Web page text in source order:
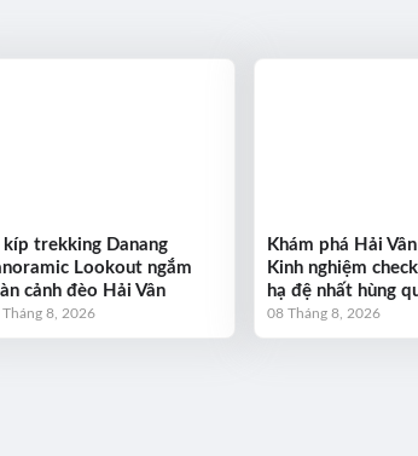
kíp trekking Danang
Lookout ngắm
cảnh đèo Hải Vân
Tháng 8, 2026
Khám phá Hải
Kinh nghiệm
hạ đệ nhất hùng
08 Tháng 8, 2026